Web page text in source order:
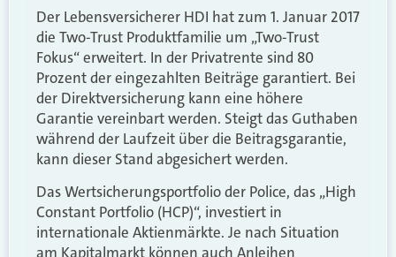
Der Lebensversicherer HDI hat zum 1. Januar 2017
die Two-Trust Produktfamilie um „Two-Trust
Fokus“ erweitert. In der Privatrente sind 80
Prozent der eingezahlten Beiträge garantiert. Bei
der Direktversicherung kann eine höhere
Garantie vereinbart werden. Steigt das Guthaben
während der Laufzeit über die Beitragsgarantie,
kann dieser Stand abgesichert werden.
Das Wertsicherungsportfolio der Police, das „High
Constant Portfolio (HCP)“, investiert in
internationale Aktienmärkte. Je nach Situation
am Kapitalmarkt können auch Anleihen